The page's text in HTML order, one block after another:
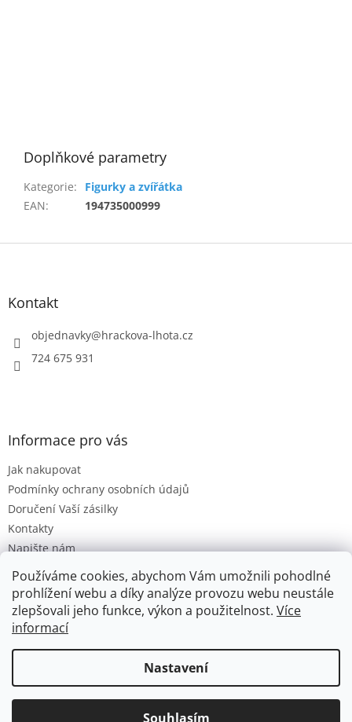
Používáme cookies, abychom Vám umožnili pohodlné
prohlížení webu a díky analýze provozu webu neustále
zlepšovali jeho funkce, výkon a použitelnost. Více
informací
Nastavení
Souhlasím
Doplňkové parametry
Kategorie:
Figurky a zvířátka
EAN: 194735000999
Z
Kontakt
objednavky@hrackova-lhota.cz
724 675 931
Informace pro vás
Jak nakupovat
Podmínky ochrany osobních údajů
Doručení Vaší zásilky
Kontakty
Napište nám
Hodnocení obchodu
Moje objednávka
Copyright 2026Hračková lhota. Všechna práva vyhrazena.
Upravit nastavení cookies